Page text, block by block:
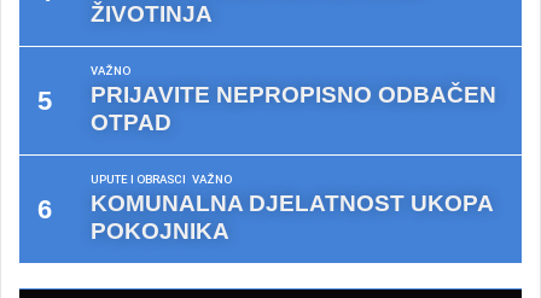
ŽIVOTINJA
VAŽNO
PRIJAVITE NEPROPISNO ODBAČEN
OTPAD
UPUTE I OBRASCI VAŽNO
KOMUNALNA DJELATNOST UKOPA
POKOJNIKA